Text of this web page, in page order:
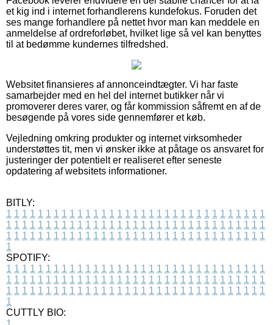
et kig ind i internet forhandlerens kundefokus. Foruden det
ses mange forhandlere på nettet hvor man kan meddele en
anmeldelse af ordreforløbet, hvilket lige så vel kan benyttes
til at bedømme kundernes tilfredshed.
Websitet finansieres af annonceindtægter. Vi har faste
samarbejder med en hel del internet butikker når vi
promoverer deres varer, og får kommission såfremt en af de
besøgende på vores side gennemfører et køb.
Vejledning omkring produkter og internet virksomheder
understøttes tit, men vi ønsker ikke at påtage os ansvaret for
justeringer der potentielt er realiseret efter seneste
opdatering af websitets informationer.
BITLY:
1 1 1 1 1 1 1 1 1 1 1 1 1 1 1 1 1 1 1 1 1 1 1 1 1 1 1 1 1 1 1 1 1
1 1 1 1 1 1 1 1 1 1 1 1 1 1 1 1 1 1 1 1 1 1 1 1 1 1 1 1 1 1 1 1 1
1 1 1 1 1 1 1 1 1 1 1 1 1 1 1 1 1 1 1 1 1 1 1 1 1 1 1 1 1 1 1 1 1
1
SPOTIFY:
1 1 1 1 1 1 1 1 1 1 1 1 1 1 1 1 1 1 1 1 1 1 1 1 1 1 1 1 1 1 1 1 1
1 1 1 1 1 1 1 1 1 1 1 1 1 1 1 1 1 1 1 1 1 1 1 1 1 1 1 1 1 1 1 1 1
1 1 1 1 1 1 1 1 1 1 1 1 1 1 1 1 1 1 1 1 1 1 1 1 1 1 1 1 1 1 1 1 1
1
CUTTLY BIO: